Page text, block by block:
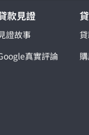
款見證
證故事
真實評論